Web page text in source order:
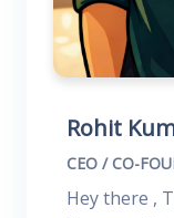
Rohit
CEO / CO-
Hey there ,